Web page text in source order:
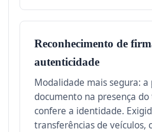
Reconhecimento de
autenticidade
Modalidade mais segura: a
documento na presença
confere a identidade.
transferências de veículos,